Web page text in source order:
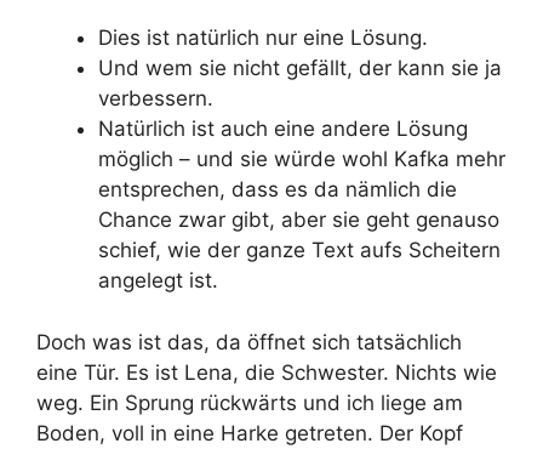
Dies ist natürlich nur eine Lösung.
Und wem sie nicht gefällt, der kann sie ja
verbessern.
Natürlich ist auch eine andere Lösung
möglich – und sie würde wohl Kafka mehr
entsprechen, dass es da nämlich die
Chance zwar gibt, aber sie geht genauso
schief, wie der ganze Text aufs Scheitern
angelegt ist.
Doch was ist das, da öffnet sich tatsächlich
eine Tür. Es ist Lena, die Schwester. Nichts wie
weg. Ein Sprung rückwärts und ich liege am
Boden, voll in eine Harke getreten. Der Kopf